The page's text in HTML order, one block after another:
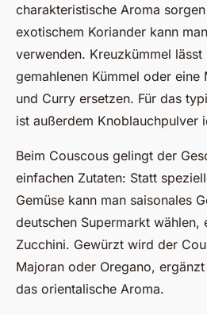
charakteristische Aroma
exotischem Koriander kann
verwenden. Kreuzkümmel lässt
gemahlenen Kümmel oder eine
und Curry ersetzen. Für das
ist außerdem Knoblauchpulver
Beim Couscous gelingt der
einfachen Zutaten: Statt
Gemüse kann man saisonales
deutschen Supermarkt wählen,
Zucchini. Gewürzt wird der
Majoran oder Oregano,
das orientalische Aroma.